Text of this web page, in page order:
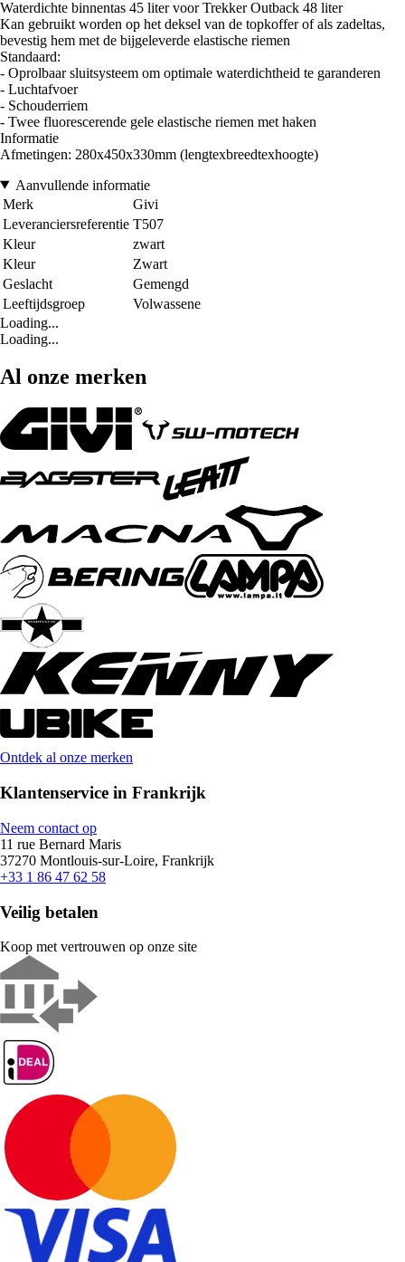
Waterdichte binnentas 45 liter voor Trekker Outback 48 liter
Kan gebruikt worden op het deksel van de topkoffer of als zadeltas,
bevestig hem met de bijgeleverde elastische riemen
Standaard:
- Oprolbaar sluitsysteem om optimale waterdichtheid te garanderen
- Luchtafvoer
- Schouderriem
- Twee fluorescerende gele elastische riemen met haken
Informatie
Afmetingen: 280x450x330mm (lengtexbreedtexhoogte)
Aanvullende informatie
Merk
Givi
Leveranciersreferentie T507
Kleur
zwart
Kleur
Zwart
Geslacht
Gemengd
Leeftijdsgroep
Volwassene
Loading...
Loading...
Al onze merken
Ontdek al onze merken
Klantenservice in Frankrijk
Neem contact op
11 rue Bernard Maris
37270 Montlouis-sur-Loire, Frankrijk
+33 1 86 47 62 58
Veilig betalen
Koop met vertrouwen op onze site